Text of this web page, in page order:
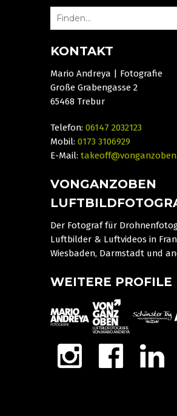
SEARCH
FOR:
KONTAKT
Mario Andreya | Fotografie
Große Grabengasse 2
65468 Trebur
Telefon:06147 2032123
Mobil:0173 3106929
E-Mail:
VONGANZOBEN
Der Fotograf für
Luftbilder & Luftvideos in
Wiesbaden, Darmstadt und
WEITERE PROFILE